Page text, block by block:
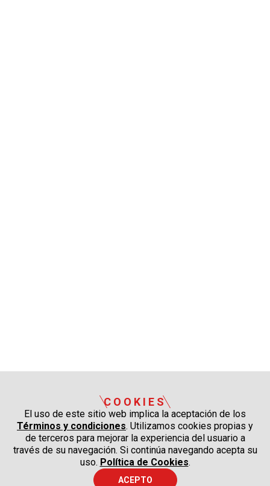
COOKIES
El uso de este sitio web implica la aceptación de los
Términos y condiciones. Utilizamos cookies propias y
de terceros para mejorar la experiencia del usuario a
través de su navegación. Si continúa navegando acepta su
uso. Política de Cookies.
ACEPTO